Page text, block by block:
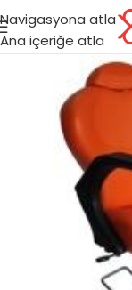
Navigasyona atla
Ana içeriğe atla